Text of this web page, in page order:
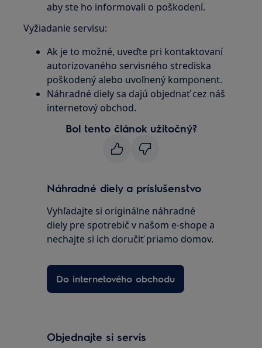
aby ste ho informovali o poškodení.
Vyžiadanie servisu:
Ak je to možné, uveďte pri kontaktovaní
autorizovaného servisného strediska
poškodený alebo uvoľnený komponent.
Náhradné diely sa dajú objednať cez náš
internetový obchod.
Bol tento článok užitočný?
Náhradné diely a príslušenstvo
Vyhľadajte si originálne náhradné
diely pre spotrebič v našom e-shope a
nechajte si ich doručiť priamo domov.
Do internetového obchodu
Objednajte si servis